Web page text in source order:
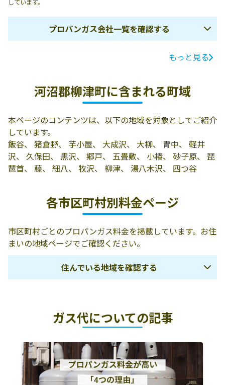
しています。
プロパンガス会社一覧を確認する
電話番号
柳津町柳津27
もっと見る
河沼郡柳津町に含まれる町域
本ページのコンテンツは、以下の地域を対象としてご紹介
しています。
飯谷、 猪倉野、 芋小屋、 大成沢、 大柳、 胄中、 軽井
沢、 久保田、 黒沢、 郷戸、 五畳敷、 小椿、 砂子原、 琵
琶首、 藤、 細八、 牧沢、 柳津、 湯八木沢、 四つ谷
各市区町村別料金ページ
市区町村ごとのプロパンガス料金を掲載しています。お住
まいの地域ページでご確認ください。
住んでいる地域を確認する
伊達郡桑折町
伊達郡国見町
伊達郡川俣町
田村市
岩瀬郡鏡石町
岩瀬郡天栄村
石川郡石川町
石川郡玉川村
石川郡平田村
ガス代についての記事